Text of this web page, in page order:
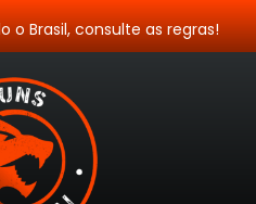
o Brasil, consulte as regras!